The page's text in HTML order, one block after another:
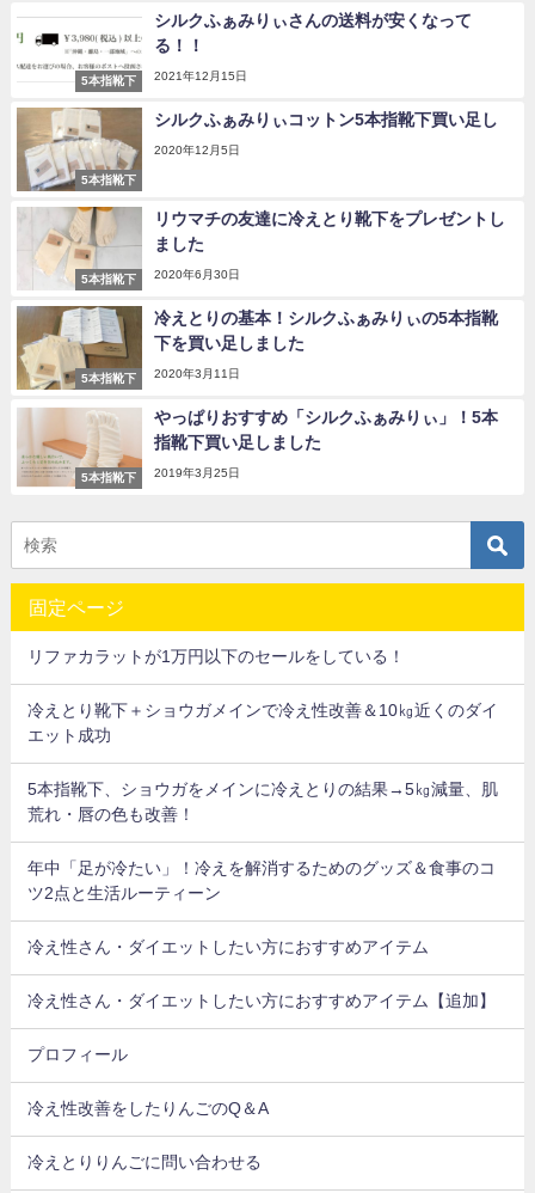
5本指靴下
シルクふぁみりぃさんの送料が安くなって
る！！
2021年12月15日
5本指靴下
シルクふぁみりぃコットン5本指靴下買い足し
2020年12月5日
5本指靴下
リウマチの友達に冷えとり靴下をプレゼントし
ました
2020年6月30日
5本指靴下
冷えとりの基本！シルクふぁみりぃの5本指靴
下を買い足しました
2020年3月11日
5本指靴下
やっぱりおすすめ「シルクふぁみりぃ」！5本
指靴下買い足しました
2019年3月25日
固定ページ
リファカラットが1万円以下のセールをしている！
冷えとり靴下＋ショウガメインで冷え性改善＆10㎏近くのダイ
エット成功
5本指靴下、ショウガをメインに冷えとりの結果→5㎏減量、肌
荒れ・唇の色も改善！
年中「足が冷たい」！冷えを解消するためのグッズ＆食事のコ
ツ2点と生活ルーティーン
冷え性さん・ダイエットしたい方におすすめアイテム
冷え性さん・ダイエットしたい方におすすめアイテム【追加】
プロフィール
冷え性改善をしたりんごのQ＆A
冷えとりりんごに問い合わせる